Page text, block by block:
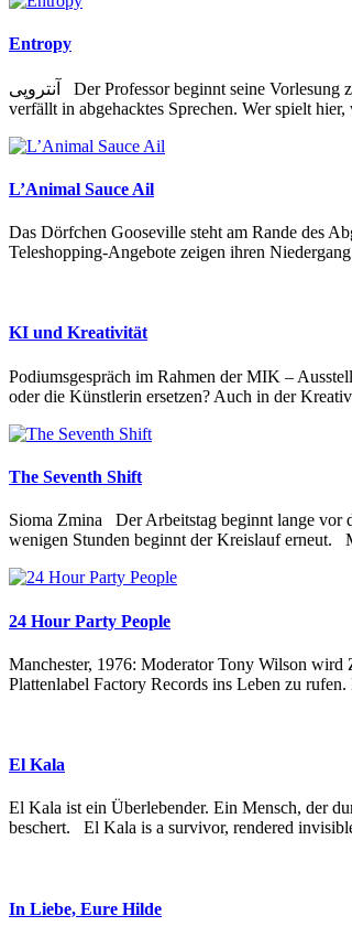
Entropy
آنتروپی Der Professor beginnt seine Vorlesung zum Thema Thermodynamik. Vom ersten Moment an scheint es Verständigungsschwierigkeiten zu geben. Studierende verhalten sich irritierend, der Professor
verfällt in abgehacktes Sprechen. Wer spielt
L’Animal Sauce Ail
Das Dörfchen Gooseville steht am Rande des
Teleshopping-Angebote zeigen ihren
KI und Kreativität
Podiumsgespräch im Rahmen der MIK –
oder die Künstlerin ersetzen? Auch in der
The Seventh Shift
Sioma Zmina Der Arbeitstag beginnt lange vor
wenigen Stunden beginnt der Kreislauf erneut.
24 Hour Party People
Manchester, 1976: Moderator Tony Wilson wird
Plattenlabel Factory Records ins Leben zu
El Kala
El Kala ist ein Überlebender. Ein Mensch, der
beschert. El Kala is a survivor, rendered
In Liebe, Eure Hilde